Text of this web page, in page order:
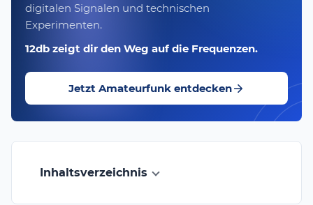
digitalen Signalen und technischen
Experimenten.
12db zeigt dir den Weg auf die Frequenzen.
Jetzt Amateurfunk entdecken
Inhaltsverzeichnis